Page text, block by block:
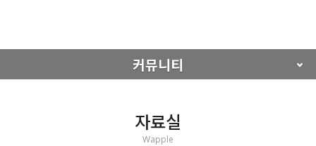
커뮤니티
자료실
Wapple